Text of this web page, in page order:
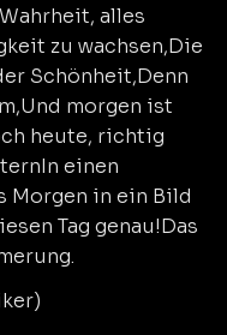
alles
zu wachsen,Die
Schönheit,Denn
morgen ist
heute, richtig
einen
Morgen in ein Bild
Tag genau!Das